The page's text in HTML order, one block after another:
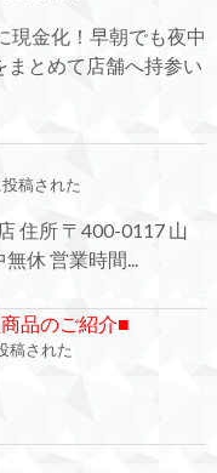
現金化！早朝でも夜中
まとめて店舗へ持参い
投稿された
住所 〒400-0117 山
休 営業時間...
品のご紹介■
稿された